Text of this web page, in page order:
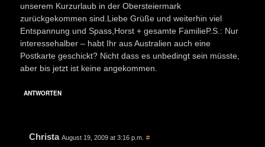
unserem Kurzurlaub in der Obersteiermark
zurückgekommen sind.Liebe Grüße und weiterhin viel
Entspannung und Spass,Horst + gesamte FamilieP.S.: Nur
interessehalber – habt Ihr aus Australien auch eine
Postkarte geschickt? Nicht dass es unbedingt sein müsste,
aber bis jetzt ist keine angekommen.
ANTWORTEN
Christa August 19, 2009 at 3:16 p.m. #